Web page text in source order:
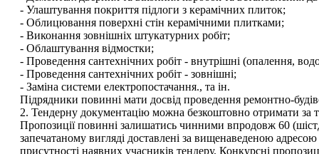
- Улаштування покриття підлоги з керамічних плиток;
- Облицювання поверхні стін керамічними плитками;
- Виконання зовнішніх штукатурних робіт;
- Облаштування відмостки;
- Проведення сантехнічних робіт - внутрішні (опалення,
- Проведення сантехнічних робіт - зовнішні;
- Заміна системи електропостачання., та ін.
Підрядники повинні мати досвід проведення ремонтно-
2. Тендерну документацію можна безкоштовно отримати за
Пропозиції повинні залишатись чинними впродовж 60
запечатаному вигляді доставлені за вищенаведеною
присутності наявних учасників тендеру. Конкурсні